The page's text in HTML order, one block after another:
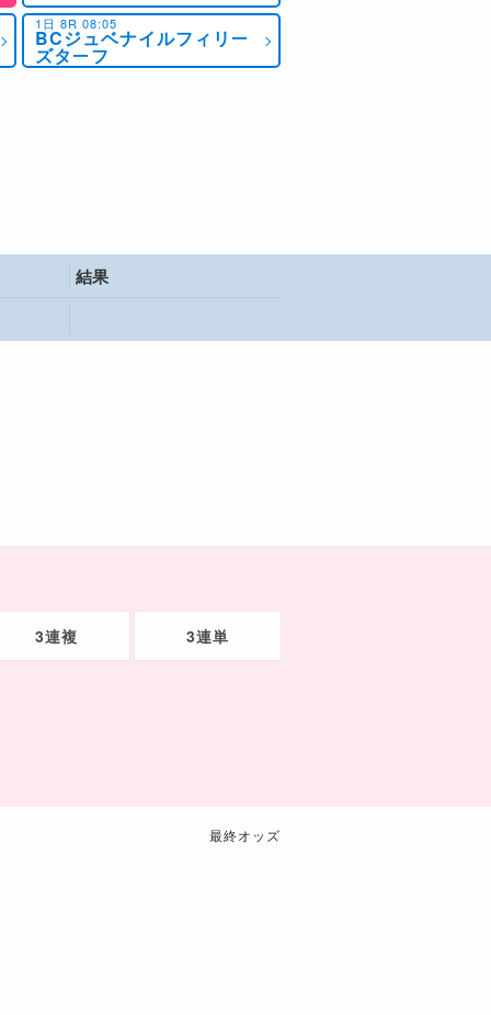
1日 8R 08:05
BCジュベナイルフィリー
ズターフ
結果
3連複 3連単